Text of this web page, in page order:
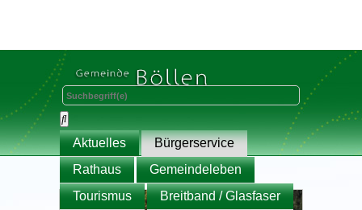
Aktuelles
Bürgerservice
Rathaus
Gemeindeleben
Tourismus
Breitband / Glasfaser